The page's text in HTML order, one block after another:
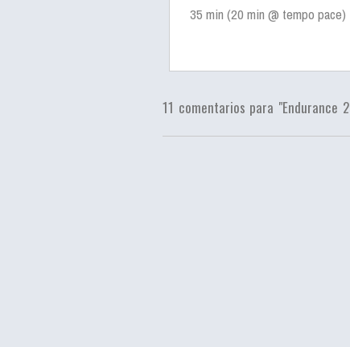
35 min (20 min @ tempo pace)
11 comentarios para "Endurance